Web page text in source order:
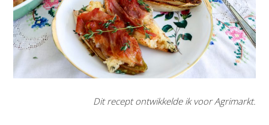
Dit recept ontwikkelde ik voor Agrimarkt.